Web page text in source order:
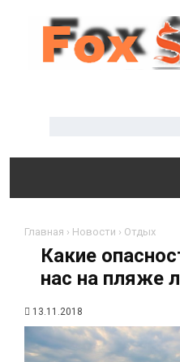
Главная › Новости › Отдых
Какие
нас на пляже
13.11.2018